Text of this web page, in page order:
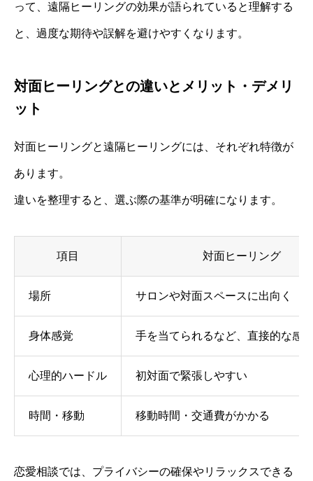
って、遠隔ヒーリングの効果が語られていると理解する
と、過度な期待や誤解を避けやすくなります。
対面ヒーリングとの違いとメリット・デメリ
ット
対面ヒーリングと遠隔ヒーリングには、それぞれ特徴が
あります。
違いを整理すると、選ぶ際の基準が明確になります。
項目 対面ヒーリング
場所 サロンや対面スペースに出向く
身体感覚 手を当てられるなど、直接的な感
心理的ハードル 初対面で緊張しやすい
時間・移動 移動時間・交通費がかかる
恋愛相談では、プライバシーの確保やリラックスできる